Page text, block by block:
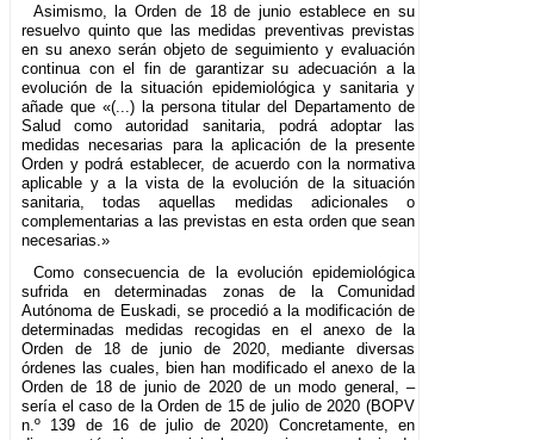
Asimismo, la Orden de 18 de junio establece en su
resuelvo quinto que las medidas preventivas previstas
en su anexo serán objeto de seguimiento y evaluación
continua con el fin de garantizar su adecuación a la
evolución de la situación epidemiológica y sanitaria y
añade que «(...) la persona titular del Departamento de
Salud como autoridad sanitaria, podrá adoptar las
medidas necesarias para la aplicación de la presente
Orden y podrá establecer, de acuerdo con la normativa
aplicable y a la vista de la evolución de la situación
sanitaria, todas aquellas medidas adicionales o
complementarias a las previstas en esta orden que sean
necesarias.»
Como consecuencia de la evolución epidemiológica
sufrida en determinadas zonas de la Comunidad
Autónoma de Euskadi, se procedió a la modificación de
determinadas medidas recogidas en el anexo de la
Orden de 18 de junio de 2020, mediante diversas
órdenes las cuales, bien han modificado el anexo de la
Orden de 18 de junio de 2020 de un modo general, –
sería el caso de la Orden de 15 de julio de 2020 (BOPV
n.º 139 de 16 de julio de 2020) Concretamente, en